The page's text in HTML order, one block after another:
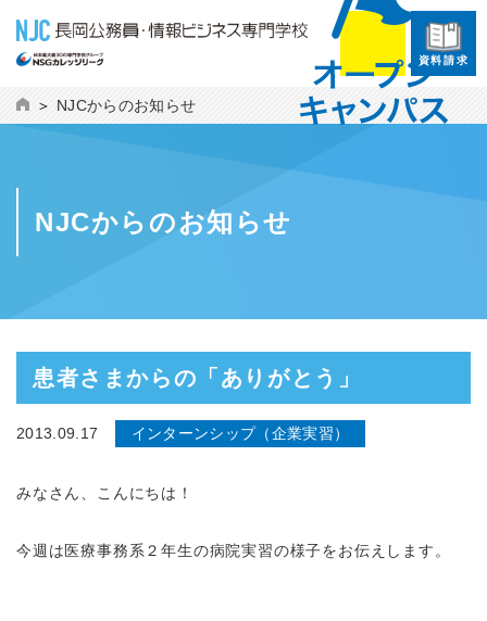
資料請求
NJCからのお知らせ
NJCからのお知らせ
患者さまからの「ありがとう」
2013.09.17 インターンシップ（企業実習）
みなさん、こんにちは！
今週は医療事務系２年生の病院実習の様子をお伝えします。